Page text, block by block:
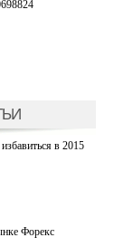
в 2015
Форекс